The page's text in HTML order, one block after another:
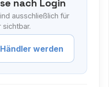
nach Login
ausschließlich für
sichtbar.
Händler werden